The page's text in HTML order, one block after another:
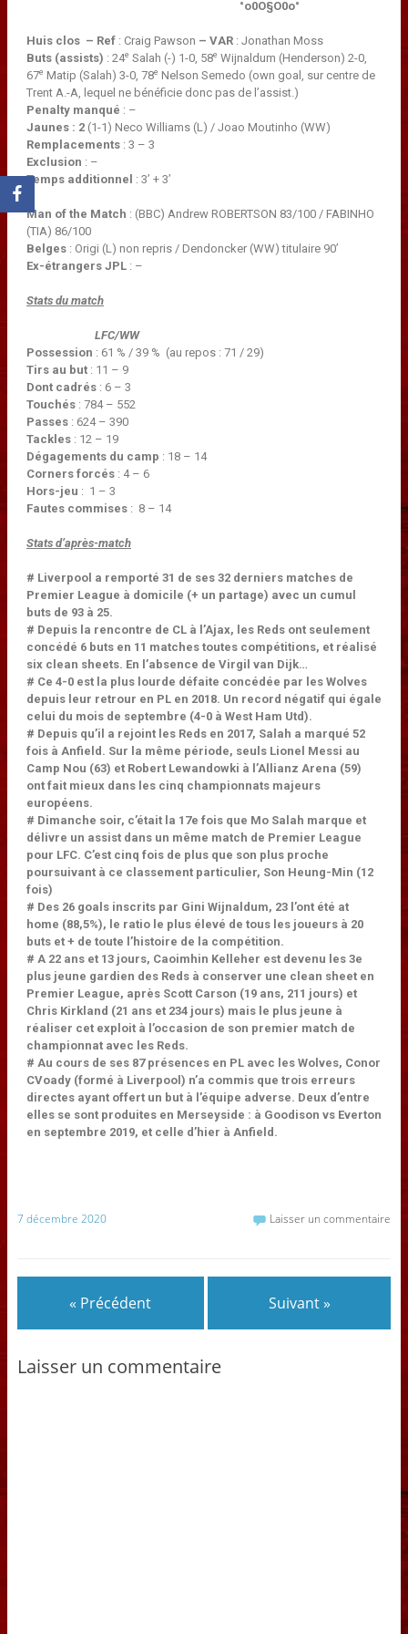
°o0O§O0o°
Huis clos – Ref : Craig Pawson – VAR : Jonathan Moss
Buts (assists) : 24e Salah (-) 1-0, 58e Wijnaldum (Henderson) 2-0,
67e Matip (Salah) 3-0, 78e Nelson Semedo (own goal, sur centre de
Trent A.-A, lequel ne bénéficie donc pas de l’assist.)
Penalty manqué : –
Jaunes : 2 (1-1) Neco Williams (L) / Joao Moutinho (WW)
Remplacements : 3 – 3
Exclusion : –
Temps additionnel : 3’ + 3’
Man of the Match : (BBC) Andrew ROBERTSON 83/100 / FABINHO
(TIA) 86/100
Belges : Origi (L) non repris / Dendoncker (WW) titulaire 90’
Ex-étrangers JPL : –
Stats du match
LFC/WW
Possession : 61 % / 39 % (au repos : 71 / 29)
Tirs au but : 11 – 9
Dont cadrés: 6 – 3
Touchés : 784 – 552
Passes: 624 – 390
Tackles : 12 – 19
Dégagements du camp : 18 – 14
Corners forcés : 4 – 6
Hors-jeu : 1 – 3
Fautes commises : 8 – 14
Stats d’après-match
# Liverpool a remporté 31 de ses 32 derniers matches de
Premier League à domicile (+ un partage) avec un cumul
buts de 93 à 25.
# Depuis la rencontre de CL à l’Ajax, les Reds ont seulement
concédé 6 buts en 11 matches toutes compétitions, et réalisé
six clean sheets. En l’absence de Virgil van Dijk…
# Ce 4-0 est la plus lourde défaite concédée par les Wolves
depuis leur retrour en PL en 2018. Un record négatif qui égale
celui du mois de septembre (4-0 à West Ham Utd).
# Depuis qu’il a rejoint les Reds en 2017, Salah a marqué 52
fois à Anfield. Sur la même période, seuls Lionel Messi au
Camp Nou (63) et Robert Lewandowki à l’Allianz Arena (59)
ont fait mieux dans les cinq championnats majeurs
européens.
# Dimanche soir, c’était la 17e fois que Mo Salah marque et
délivre un assist dans un même match de Premier League
pour LFC. C’est cinq fois de plus que son plus proche
poursuivant à ce classement particulier, Son Heung-Min (12
fois)
# Des 26 goals inscrits par Gini Wijnaldum, 23 l’ont été at
home (88,5%), le ratio le plus élevé de tous les joueurs à 20
buts et + de toute l’histoire de la compétition.
# A 22 ans et 13 jours, Caoimhin Kelleher est devenu les 3e
plus jeune gardien des Reds à conserver une clean sheet en
Premier League, après Scott Carson (19 ans, 211 jours) et
Chris Kirkland (21 ans et 234 jours) mais le plus jeune à
réaliser cet exploit à l’occasion de son premier match de
championnat avec les Reds.
# Au cours de ses 87 présences en PL avec les Wolves, Conor
CVoady (formé à Liverpool) n’a commis que trois erreurs
directes ayant offert un but à l’équipe adverse. Deux d’entre
elles se sont produites en Merseyside : à Goodison vs Everton
en septembre 2019, et celle d’hier à Anfield.
7 décembre 2020 Laisser un commentaire
« Précédent Suivant »
Laisser un commentaire